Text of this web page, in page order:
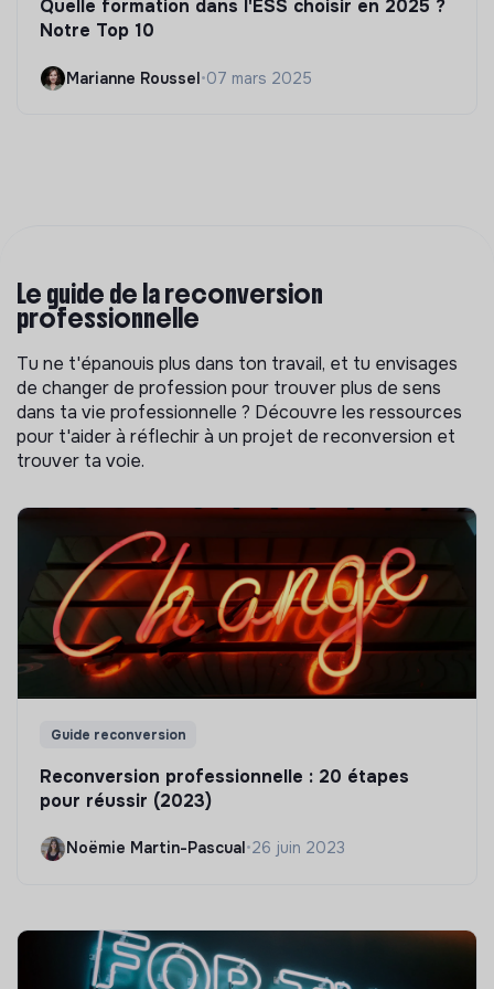
Quelle formation dans l'ESS choisir en 2025 ?
Notre Top 10
Marianne Roussel•07 mars 2025
Le guide de la reconversion
professionnelle
Tu ne t'épanouis plus dans ton travail, et tu envisages
de changer de profession pour trouver plus de sens
dans ta vie professionnelle ? Découvre les ressources
pour t'aider à réflechir à un projet de reconversion et
trouver ta voie.
Guide reconversion
Reconversion professionnelle : 20 étapes
pour réussir (2023)
Noëmie Martin-Pascual •26 juin 2023